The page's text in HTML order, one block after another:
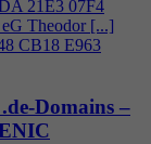
21E3 07F4
Theodor [...]
CB18 E963
Domains –